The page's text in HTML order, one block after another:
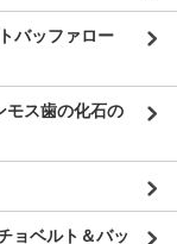
バッファロー
ス歯の化石の
ョベルト＆バッ